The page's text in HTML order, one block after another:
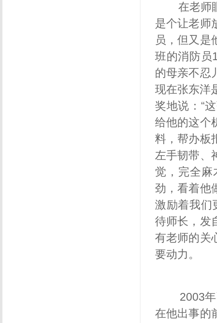
在老师
是个让老师
员，但又是
班的消防员
的母亲不忍
现在张东洋
奖地说：“
给他的这个
料，帮办板
左手韧带、
觉，完全麻
劲，看着他
激励着我们
待师长，发
有老师的关
要动力。
2003年
在他出事的